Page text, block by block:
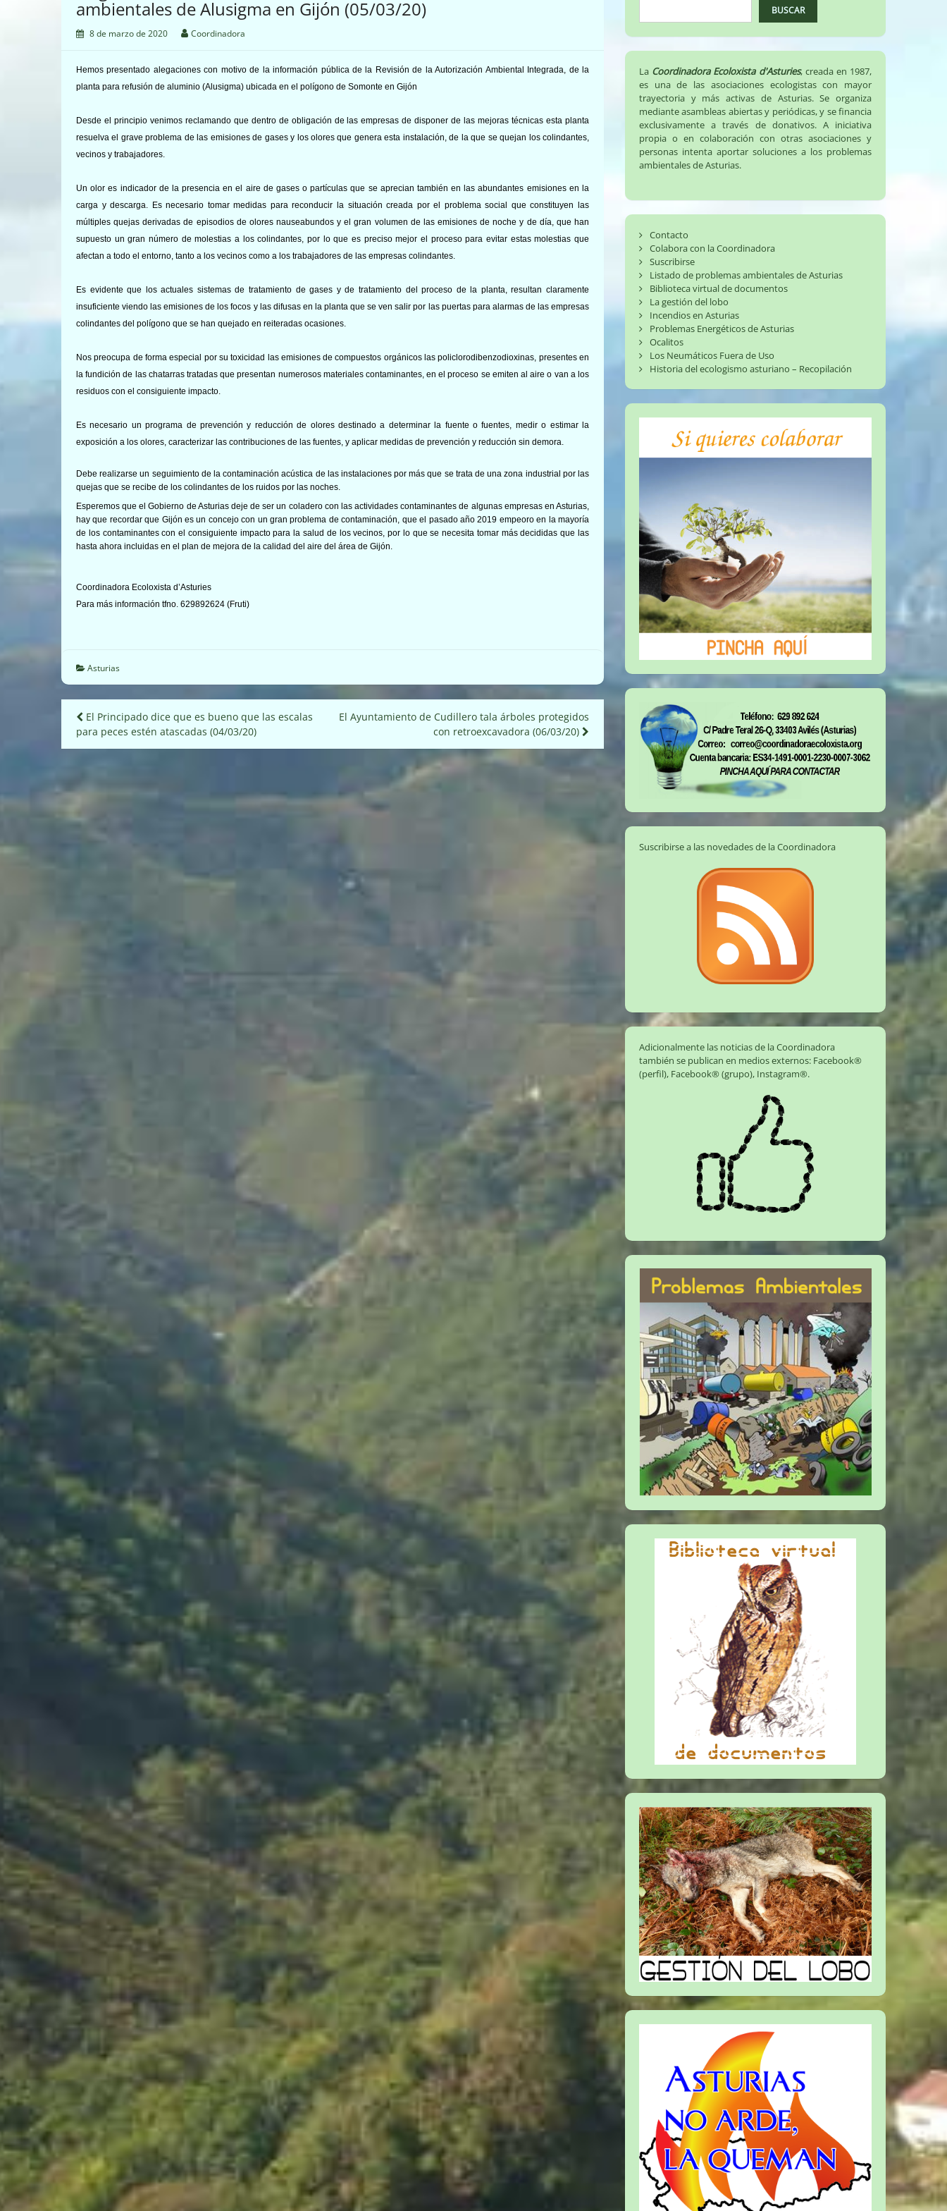
ambientales de Alusigma en Gijón (05/03/20)
8 de marzo de 2020 Coordinadora
Hemos presentado alegaciones con motivo de
la información pública de la Revisión de la Autorización Ambiental Integrada, de la
planta para refusión de aluminio (Alusigma) ubicada en el polígono de Somonte en Gijón
Desde el principio venimos reclamando que dentro de obligación de las empresas de disponer de las mejoras técnicas esta planta
resuelva el grave problema de las emisiones de gases y los olores que genera esta instalación, de la que se quejan los colindantes,
vecinos y trabajadores.
Un olor es indicador de la presencia en el aire de gases o partículas que se aprecian también en las abundantes emisiones en la
carga y descarga. Es necesario tomar medidas para reconducir la situación creada por el problema social que constituyen las
múltiples quejas derivadas de episodios de olores nauseabundos y el gran volumen de las emisiones de noche y de día, que han
supuesto un gran número de molestias a los colindantes, por lo que es preciso mejor el proceso para evitar estas molestias que
afectan a todo el entorno, tanto a los vecinos como a los trabajadores de las empresas colindantes.
Es evidente que los actuales sistemas de tratamiento de gases y de tratamiento del proceso de la planta, resultan claramente
insuficiente viendo las emisiones de los focos y las difusas en la planta que se ven salir por las puertas para alarmas de las empresas
colindantes del polígono que se han quejado en reiteradas ocasiones.
Nos preocupa de forma especial por su toxicidad las emisiones de compuestos orgánicos laspoliclorodibenzodioxinas, presentes en
la fundición de las chatarras tratadas que presentan numerosos materiales contaminantes, en el proceso se emiten al aire o van a los
residuos con el consiguiente impacto.
Es necesario un programa de prevención y reducción de olores destinado a determinar la fuente o fuentes, medir o estimar la
exposición a los olores, caracterizar las contribuciones de las fuentes, y aplicar medidas de prevención y reducción sin demora.
Debe realizarse un seguimiento de la contaminación acústica de las instalaciones por más que se trata de una zona industrial por las
quejas que se recibe de los colindantes de los ruidos por las noches.
Esperemos que el Gobierno de Asturias deje de ser un coladero con las actividades contaminantes de algunas empresas en Asturias,
hay que recordar que Gijón es un concejo con un gran problema de contaminación, que el pasado año 2019 empeoro en la mayoría
de los contaminantes con el consiguiente impacto para la salud de los vecinos, por lo que se necesita tomar más decididas que las
hasta ahora incluidas en el plan de mejora de la calidad del aire del área de Gijón.
Coordinadora Ecoloxista d’Asturies
Para más información tfno. 629892624 (Fruti)
Asturias
Navegación
de
El Principado dice que es bueno que las escalas
para peces estén atascadas (04/03/20)
El Ayuntamiento de Cudillero tala árboles protegidos
con retroexcavadora (06/03/20)
BUSCAR
La Coordinadora Ecoloxista d'Asturies, creada en 1987,
es una de las asociaciones ecologistas con mayor
trayectoria y más activas de Asturias. Se organiza
mediante asambleas abiertas y periódicas, y se financia
exclusivamente a través de donativos. A iniciativa
propia o en colaboración con otras asociaciones y
personas intenta aportar soluciones a los problemas
ambientales de Asturias.
Contacto
Colabora con la Coordinadora
Suscribirse
Listado de problemas ambientales de Asturias
Biblioteca virtual de documentos
La gestión del lobo
Incendios en Asturias
Problemas Energéticos de Asturias
Ocalitos
Los Neumáticos Fuera de Uso
Historia del ecologismo asturiano – Recopilación
Suscribirse a las novedades de la Coordinadora
Adicionalmente las noticias de la Coordinadora
también se publican en medios externos: Facebook®
(perfil), Facebook® (grupo), Instagram®.